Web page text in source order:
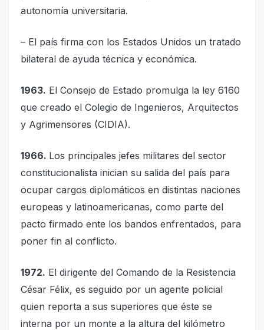
autonomía universitaria.
– El país firma con los Estados Unidos un tratado
bilateral de ayuda técnica y económica.
1963. El Consejo de Estado promulga la ley 6160
que creado el Colegio de Ingenieros, Arquitectos
y Agrimensores (CIDIA).
1966. Los principales jefes militares del sector
constitucionalista inician su salida del país para
ocupar cargos diplomáticos en distintas naciones
europeas y latinoamericanas, como parte del
pacto firmado ente los bandos enfrentados, para
poner fin al conflicto.
1972. El dirigente del Comando de la Resistencia
César Félix, es seguido por un agente policial
quien reporta a sus superiores que éste se
interna por un monte a la altura del kilómetro